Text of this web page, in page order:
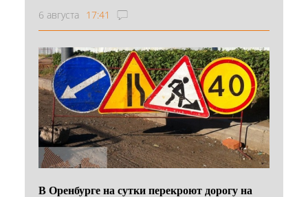
6 августа 17:41
В Оренбурге на сутки перекроют дорогу на